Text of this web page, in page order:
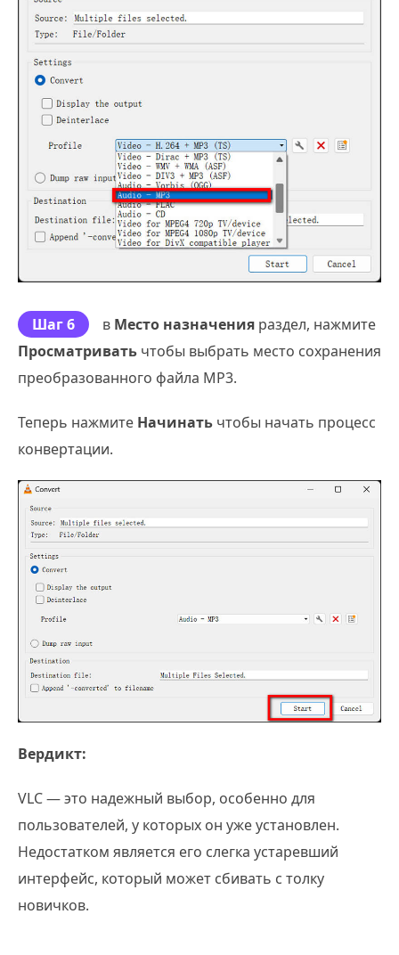
Шаг 6 в Место назначения раздел, нажмите
Просматривать чтобы выбрать место сохранения
преобразованного файла MP3.
Теперь нажмите Начинать чтобы начать процесс
конвертации.
Вердикт:
VLC — это надежный выбор, особенно для
пользователей, у которых он уже установлен.
Недостатком является его слегка устаревший
интерфейс, который может сбивать с толку
новичков.